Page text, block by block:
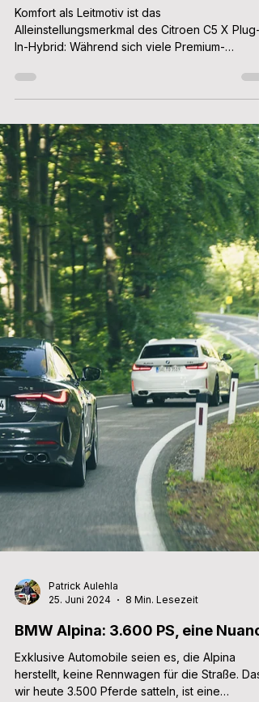
Citroen C5 X Plug-In-Hybrid 225 PS
MAX im Test: Komfort als Leitmotiv
Komfort als Leitmotiv ist das
Alleinstellungsmerkmal des Citroen C5 X Plug-
Patrick Aulehla
25. Juni 2024
8 Min. Lesezeit
BMW Alpina: 3.600 PS, eine